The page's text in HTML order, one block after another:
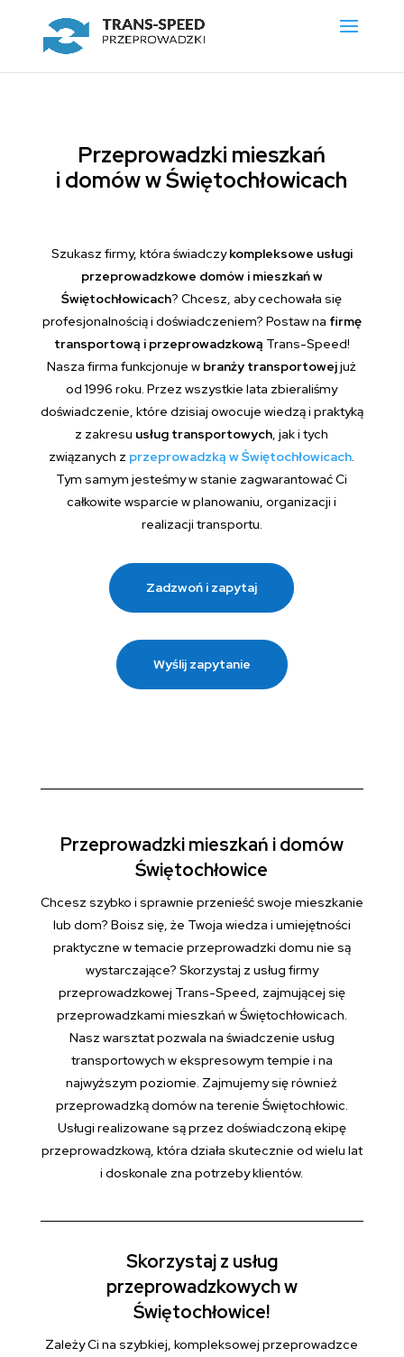
Przeprowadzki mieszkań
i domów w Świętochłowicach
Szukasz firmy, która świadczykompleksowe usługi
przeprowadzkowe domów i mieszkań w
Świętochłowicach? Chcesz, aby cechowała się
profesjonalnością i doświadczeniem? Postaw na firmę
transportową i przeprowadzkową Trans-Speed!
Nasza firma funkcjonuje w branży transportowejjuż
od 1996 roku. Przez wszystkie lata zbieraliśmy
doświadczenie, które dzisiaj owocuje wiedzą i praktyką
z zakresu usług transportowych, jak i tych
związanych z przeprowadzką w Świętochłowicach.
Tym samym jesteśmy w stanie zagwarantować Ci
całkowite wsparcie w planowaniu, organizacji i
realizacji transportu.
Zadzwoń i zapytaj
Wyślij zapytanie
Przeprowadzki mieszkań i domów
Świętochłowice
Chcesz szybko i sprawnie przenieść swoje mieszkanie
lub dom? Boisz się, że Twoja wiedza i umiejętności
praktyczne w temacie przeprowadzki domu nie są
wystarczające? Skorzystaj z usług firmy
przeprowadzkowej Trans-Speed, zajmującej się
przeprowadzkami mieszkań w Świętochłowicach.
Nasz warsztat pozwala na świadczenie usług
transportowych w ekspresowym tempie i na
najwyższym poziomie. Zajmujemy się również
przeprowadzką domów na terenie Świętochłowic.
Usługi realizowane są przez doświadczoną ekipę
przeprowadzkową, która działa skutecznie od wielu lat
i doskonale zna potrzeby klientów.
Skorzystaj z usług
przeprowadzkowych w
Świętochłowice!
Zależy Ci na szybkiej, kompleksowej przeprowadzce